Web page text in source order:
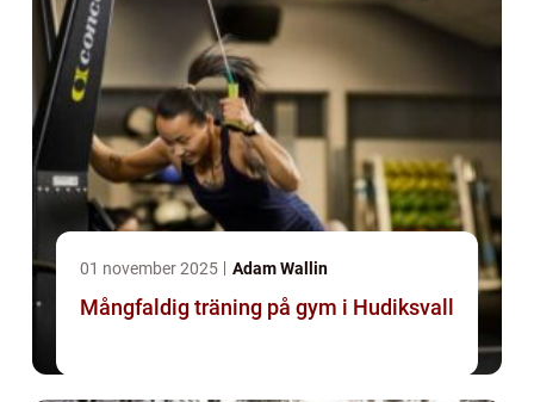
01 november 2025 Adam Wallin
Mångfaldig träning på gym i Hudiksvall